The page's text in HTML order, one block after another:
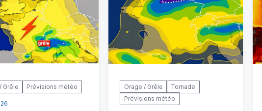
Grêle Prévisions météo Orage / Grêle
Tornade
Prévisions météo